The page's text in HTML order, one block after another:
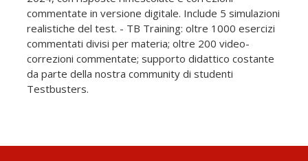
commentate in versione digitale. Include 5 simulazioni
realistiche del test. - TB Training: oltre 1000 esercizi
commentati divisi per materia; oltre 200 video-
correzioni commentate; supporto didattico costante
da parte della nostra community di studenti
Testbusters.